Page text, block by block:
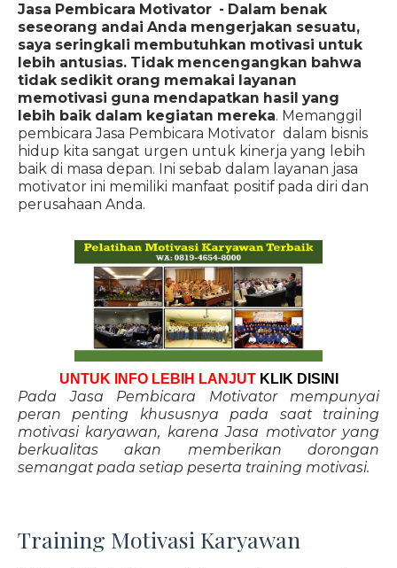
Jasa Pembicara Motivator - Dalam benak
seseorang andai Anda mengerjakan sesuatu,
saya seringkali membutuhkan motivasi untuk
lebih antusias. Tidak mencengangkan bahwa
tidak sedikit orang memakai layanan
memotivasi guna mendapatkan hasil yang
lebih baik dalam kegiatan mereka. Memanggil
pembicara Jasa Pembicara Motivator dalam bisnis
hidup kita sangat urgen untuk kinerja yang lebih
baik di masa depan. Ini sebab dalam layanan jasa
motivator ini memiliki manfaat positif pada diri dan
perusahaan Anda.
UNTUK INFO LEBIH LANJUT KLIK DISINI
Pada Jasa Pembicara Motivator mempunyai
peran penting khususnya pada saat training
motivasi karyawan, karena Jasa motivator yang
berkualitas akan memberikan dorongan
semangat pada setiap peserta training motivasi.
Training Motivasi Karyawan